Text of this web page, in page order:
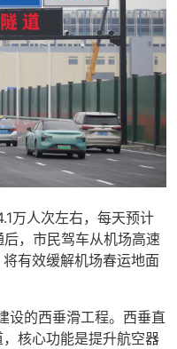
万人次左右，每天预计
，市民驾车从机场高速
有效缓解机场春运地面
设的西垂滑工程。西垂直
核心功能是提升航空器